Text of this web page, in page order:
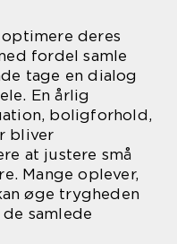
deres
fordel samle
tage en dialog
En årlig
boligforhold,
bliver
at justere små
Mange oplever,
øge trygheden
samlede